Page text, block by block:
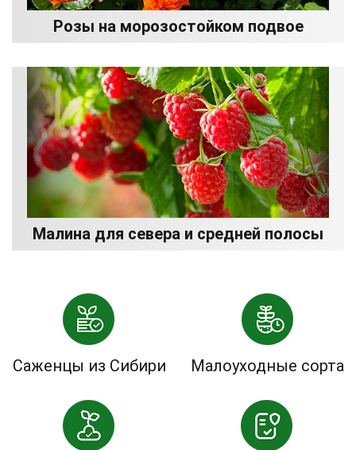
Розы на морозостойком подвое
Малина для севера и средней полосы
Саженцы из Сибири Малоуходные сорта